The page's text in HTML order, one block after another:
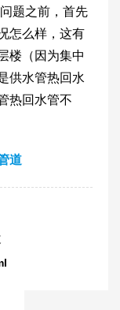
题之前，首先
怎么样，这有
楼（因为集中
供水管热回水
热回水管不
道